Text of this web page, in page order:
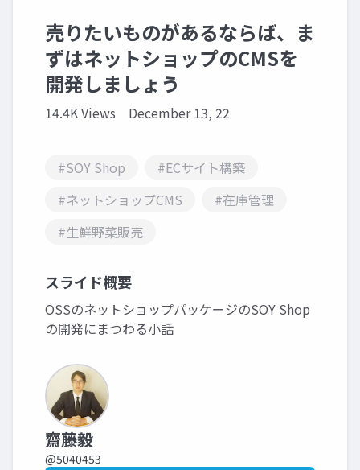
売りたいものがあるならば、ま
ずはネットショップのCMSを
開発しましょう
14.4K Views December 13, 22
#SOY Shop
#ECサイト構築
#ネットショップCMS
#在庫管理
#生鮮野菜販売
スライド概要
OSSのネットショップパッケージのSOY Shop
の開発にまつわる小話
齋藤毅
@5040453